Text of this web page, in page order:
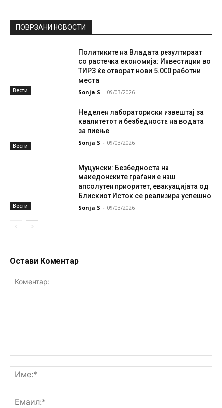
ПОВРЗАНИ НОВОСТИ
Вести
Политиките на Владата резултираат
со растечка економија: Инвестиции во
ТИРЗ ќе отворат нови 5.000 работни
места
Sonja S - 09/03/2026
Вести
Неделен лабораториски извештај за
квалитетот и безбедноста на водата
за пиење
Sonja S - 09/03/2026
Вести
Муцунски: Безбедноста на
македонските граѓани е наш
апсолутен приоритет, евакуацијата од
Блискиот Исток се реализира успешно
Sonja S - 09/03/2026
Остави Коментар